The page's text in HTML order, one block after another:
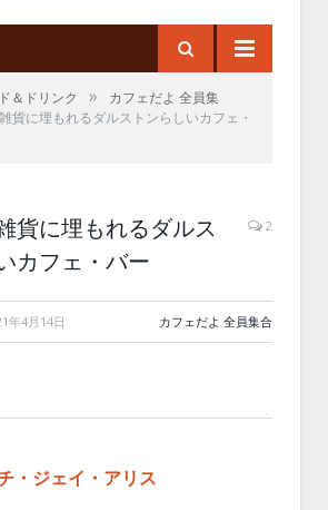
＆ドリンク »
カフェだよ 全員集
貨に埋もれるダルストンらしいカフェ・
貨に埋もれるダルス
カフェ・バー
2
年4月14日 カフェだよ 全員集合
・ジェイ・アリス